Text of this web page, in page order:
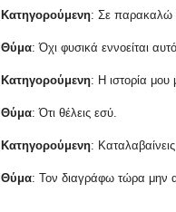
Κατηγορούμενη: Σε παρακαλώ
Θύμα: Όχι φυσικά εννοείται αυτό.
Κατηγορούμενη: Η ιστορία μου
Θύμα: Ότι θέλεις εσύ.
Κατηγορούμενη:
Θύμα: Τον διαγράφω τώρα μην